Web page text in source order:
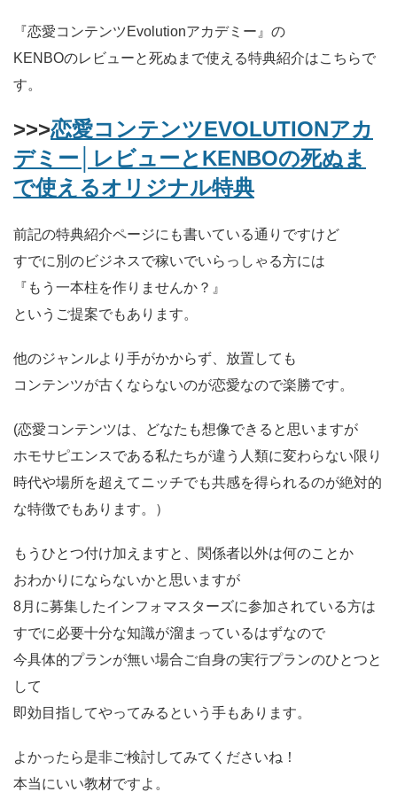
『恋愛コンテンツEvolutionアカデミー』の
KENBOのレビューと死ぬまで使える特典紹介はこちらで
す。
>>>恋愛コンテンツEVOLUTIONアカ
デミー│レビューとKENBOの死ぬま
で使えるオリジナル特典
前記の特典紹介ページにも書いている通りですけど
すでに別のビジネスで稼いでいらっしゃる方には
『もう一本柱を作りませんか？』
というご提案でもあります。
他のジャンルより手がかからず、放置しても
コンテンツが古くならないのが恋愛なので楽勝です。
(恋愛コンテンツは、どなたも想像できると思いますが
ホモサピエンスである私たちが違う人類に変わらない限り
時代や場所を超えてニッチでも共感を得られるのが絶対的
な特徴でもあります。）
もうひとつ付け加えますと、関係者以外は何のことか
おわかりにならないかと思いますが
8月に募集したインフォマスターズに参加されている方は
すでに必要十分な知識が溜まっているはずなので
今具体的プランが無い場合ご自身の実行プランのひとつと
して
即効目指してやってみるという手もあります。
よかったら是非ご検討してみてくださいね！
本当にいい教材ですよ。